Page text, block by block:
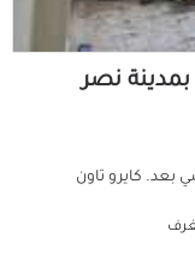
بمدينة نصر
بعد. كايرو تاون